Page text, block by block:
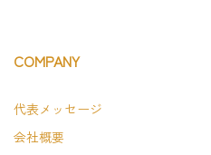
COMPANY
代表メッセージ
会社概要